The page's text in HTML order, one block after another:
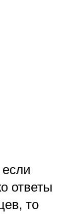
ответы
то